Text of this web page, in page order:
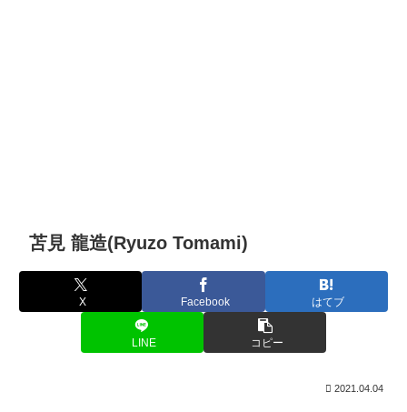
苫見 龍造(Ryuzo Tomami)
X Facebook はてブ
LINE コピー
2021.04.04